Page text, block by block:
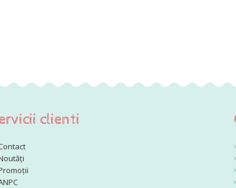
clienti